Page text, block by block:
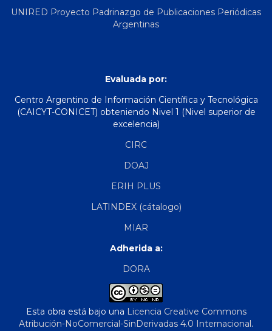
UNIRED Proyecto Padrinazgo de Publicaciones Periódicas
Argentinas
Evaluada por:
Centro Argentino de Información Científica y Tecnológica
(CAICYT-CONICET) obteniendo Nivel 1 (Nivel superior de
excelencia)
CIRC
DOAJ
ERIH PLUS
LATINDEX (cátalogo)
MIAR
Adherida a:
DORA
Esta obra está bajo una Licencia Creative Commons
Atribución-NoComercial-SinDerivadas 4.0 Internacional .